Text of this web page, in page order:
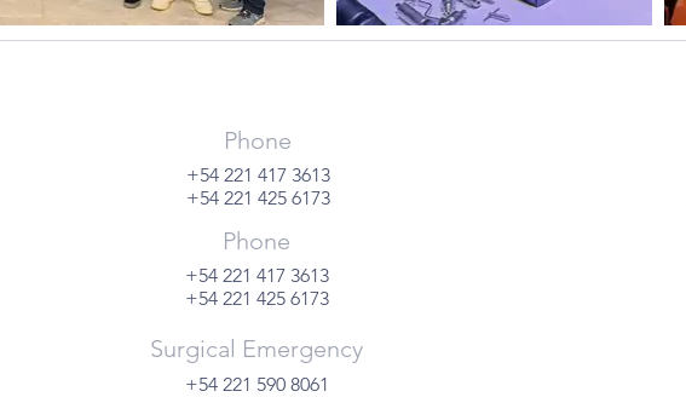
Phone
+54 221 417 3613
+54 221 425 6173
Surgical Emergency
+54 221 590 8061
Phone
+54 221 417 3613
+54 221 425 6173